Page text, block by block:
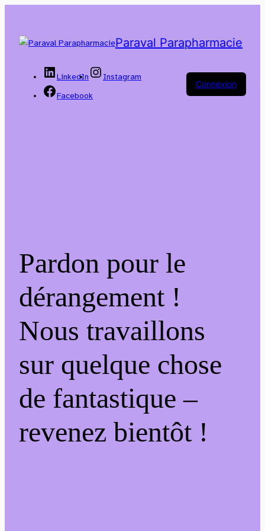
Paraval Parapharmacie
LinkedIn
Instagram
Facebook
Connexion
Pardon pour le
dérangement !
Nous travaillons
sur quelque chose
de fantastique –
revenez bientôt !